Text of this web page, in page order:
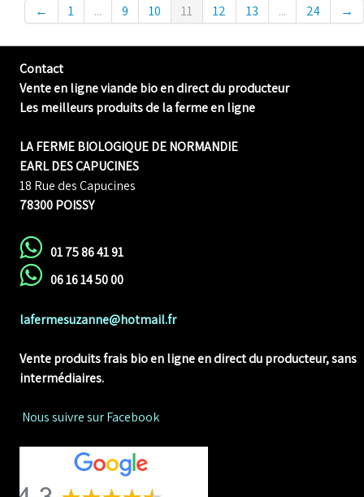
← 1 ... 9 10 11 12 13 ... 24 →
Contact
Vente en ligne viande bio en direct du producteur
Les meilleurs produits de la ferme en ligne
LA FERME BIOLOGIQUE DE NORMANDIE
EARL DES CAPUCINES
18 Rue des Capucines
78300 POISSY
01 75 86 41 91
06 16 14 50 00
lafermesuzanne@hotmail.fr
Vente produits frais bio en ligneen direct du producteur, sans
intermédiaires.
Nous suivre sur Facebook